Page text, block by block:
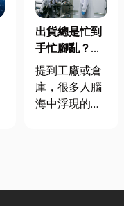
出貨總是忙到
手忙腳亂？包
裝自動化其實
沒有你想像中
那麼遙遠！
提到工廠或倉
庫，很多人腦
海中浮現的畫
著出貨。但你